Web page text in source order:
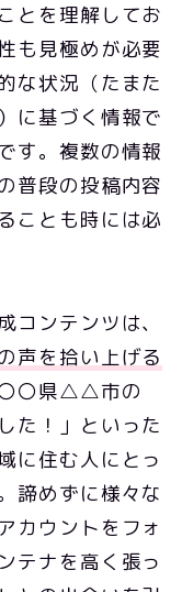
とを理解してお
も見極めが必要
な状況（たまた
に基づく情報で
す。複数の情報
普段の投稿内容
ことも時には必
コンテンツは、
声を拾い上げる
〇〇県△△市の
た！」といった
に住む人にとっ
諦めずに様々な
カウントをフォ
テナを高く張っ